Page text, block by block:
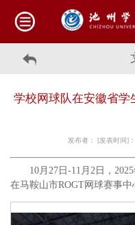
学校网球队在安徽省
发布者： [发表时间]
10月27日-11月2日，
在马鞍山市ROGT网球赛事